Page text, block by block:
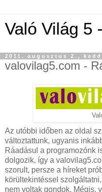
Való Világ 5
2011. augusztus 2., kedd
valovilag5.com -
Az utóbbi időben az oldal
változtattunk, ugyanis
Ráadásul a programozónk
dolgozik, így a
szorult, persze a híreket
körültekintéssel
nem voltak gondok. Mégis,